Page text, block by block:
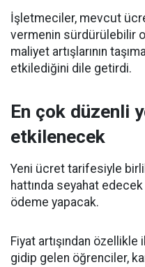
İşletmeciler, mevcut
vermenin sürdürülebilir
maliyet artışlarının
etkilediğini dile getirdi.
En çok düzenli
etkilenecek
Yeni ücret tarifesiyle
hattında seyahat
ödeme yapacak.
Fiyat artışından
gidip gelen öğrenciler,